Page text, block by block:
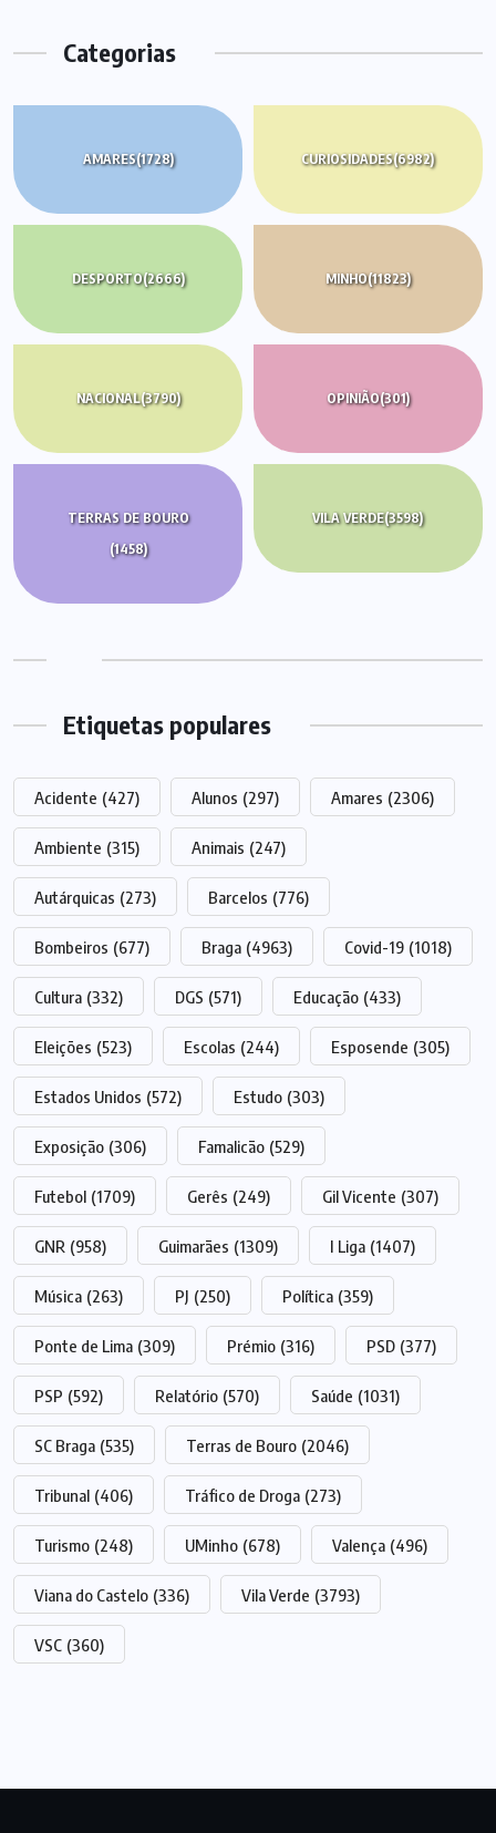
Categorias
AMARES(1728) CURIOSIDADES(6982)
DESPORTO(2666) MINHO(11823)
NACIONAL(3790) OPINIÃO(301)
TERRAS DE BOURO
(1458)
VILA VERDE(3598)
Etiquetas populares
Acidente (427) Alunos (297) Amares (2306)
Ambiente (315) Animais (247)
Autárquicas (273) Barcelos (776)
Bombeiros (677) Braga (4963) Covid-19 (1018)
Cultura (332) DGS (571) Educação (433)
Eleições (523) Escolas (244) Esposende (305)
Estados Unidos (572) Estudo (303)
Exposição (306) Famalicão (529)
Futebol (1709) Gerês (249) Gil Vicente (307)
GNR (958) Guimarães (1309) I Liga (1407)
Música (263) PJ (250) Política (359)
Ponte de Lima (309) Prémio (316) PSD (377)
PSP (592) Relatório (570) Saúde (1031)
SC Braga (535) Terras de Bouro (2046)
Tribunal (406) Tráfico de Droga (273)
Turismo (248) UMinho (678) Valença (496)
Viana do Castelo (336) Vila Verde (3793)
VSC (360)